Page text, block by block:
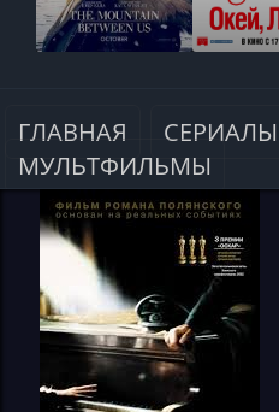
ГЛАВНАЯ СЕРИАЛЫ
МУЛЬТФИЛЬМЫ